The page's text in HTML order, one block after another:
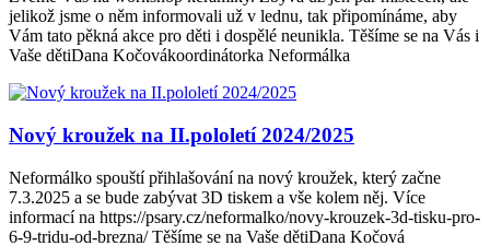
jelikož jsme o něm informovali už v lednu, tak připomínáme, aby
Vám tato pěkná akce pro děti i dospělé neunikla. Těšíme se na Vás i
Vaše dětiDana Kočovákoordinátorka Neformálka
Nový kroužek na II.pololetí 2024/2025
Neformálko spouští přihlašování na nový kroužek, který začne
7.3.2025 a se bude zabývat 3D tiskem a vše kolem něj. Více
informací na https://psary.cz/neformalko/novy-krouzek-3d-tisku-pro-
6-9-tridu-od-brezna/ Těšíme se na Vaše dětiDana Kočová